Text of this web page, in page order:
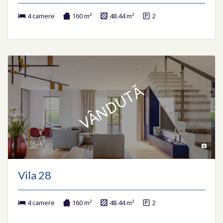
4 camere 160 m² 48.44 m² 2
VÂNDUTĂ
Vila 28
4 camere 160 m² 48.44 m² 2